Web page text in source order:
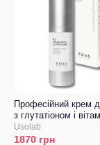
Професійний крем
з глутатіоном і
Usolab Palab K1
Glutathione
Usolab
1870 грн